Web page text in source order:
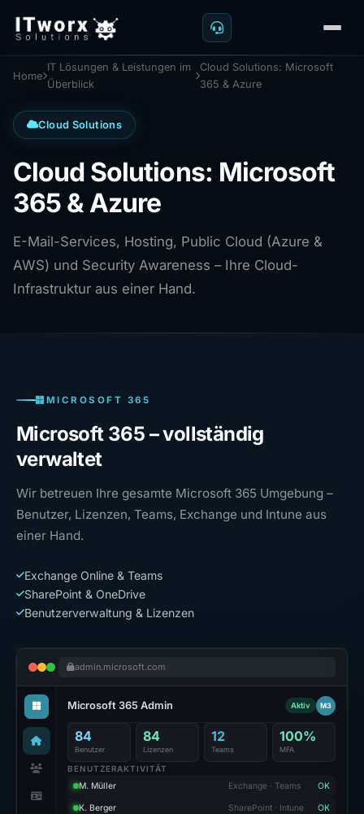
Home
IT Lösungen & Leistungen im
Überblick
Cloud Solutions: Microsoft
365 & Azure
Cloud Solutions
Cloud Solutions: Microsoft
365 & Azure
E-Mail-Services, Hosting, Public Cloud (Azure &
AWS) und Security Awareness – Ihre Cloud-
Infrastruktur aus einer Hand.
MICROSOFT 365
365 – vollständig
betreuen Ihre gesamte Microsoft 365 Umgebung –
Lizenzen, Teams, Exchange und Intune aus
Hand.
Exchange Online & Teams
SharePoint & OneDrive
Benutzerverwaltung & Lizenzen
admin.microsoft.com
Microsoft 365 Admin Aktiv M3
84
Benutzer Lizenzen
100%
BENUTZERAKTIVITÄT
M. Müller Exchange · Teams OK
K. Berger SharePoint · Intune OK